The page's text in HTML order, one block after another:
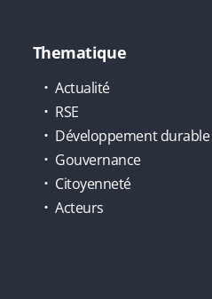
Thematique
Actualité
RSE
Développement durable
Gouvernance
Citoyenneté
Acteurs